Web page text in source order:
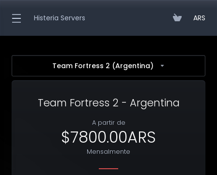
Histeria Servers ARS
Team Fortress 2 (Argentina)
Team Fortress 2 - Argentina
A partir de
$7800.00ARS
Mensalmente